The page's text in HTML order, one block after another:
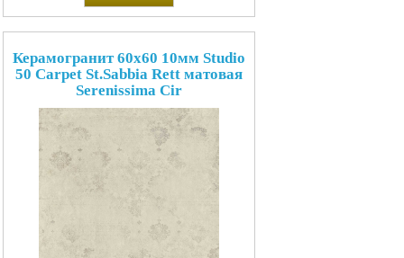
Керамогранит 60x60 10мм Studio
50 Carpet St.Sabbia Rett матовая
Serenissima Cir